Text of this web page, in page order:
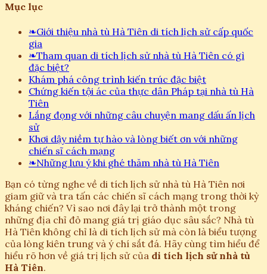
Mục lục
❧Giới thiệu nhà tù Hà Tiên di tích lịch sử cấp quốc
gia
❧Tham quan di tích lịch sử nhà tù Hà Tiên có gì
đặc biệt?
Khám phá công trình kiến trúc đặc biệt
Chứng kiến tội ác của thực dân Pháp tại nhà tù Hà
Tiên
Lắng đọng với những câu chuyện mang dấu ấn lịch
sử
Khơi dậy niềm tự hào và lòng biết ơn với những
chiến sĩ cách mạng
❧Những lưu ý khi ghé thăm nhà tù Hà Tiên
Bạn có từng nghe về di tích lịch sử nhà tù Hà Tiên nơi
giam giữ và tra tấn các chiến sĩ cách mạng trong thời kỳ
kháng chiến? Vì sao nơi đây lại trở thành một trong
những địa chỉ đỏ mang giá trị giáo dục sâu sắc? Nhà tù
Hà Tiên không chỉ là di tích lịch sử mà còn là biểu tượng
của lòng kiên trung và ý chí sắt đá. Hãy cùng tìm hiểu để
hiểu rõ hơn về giá trị lịch sử của di tích lịch sử nhà tù
Hà Tiên.